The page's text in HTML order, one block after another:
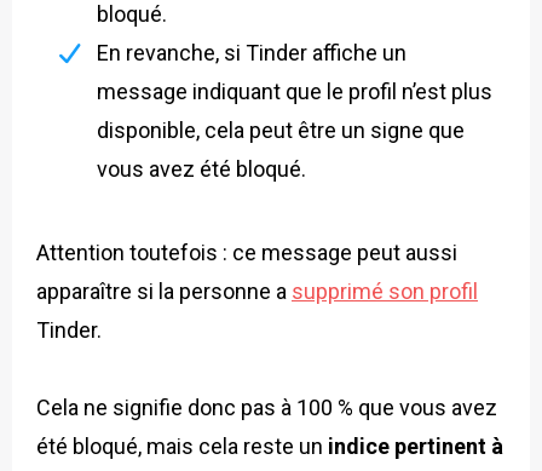
bloqué.
En revanche, si Tinder affiche un
message indiquant que le profil n’est plus
disponible, cela peut être un signe que
vous avez été bloqué.
Attention toutefois : ce message peut aussi
apparaître si la personne a supprimé son profil
Tinder.
Cela ne signifie donc pas à 100 % que vous avez
été bloqué, mais cela reste un indice pertinent à